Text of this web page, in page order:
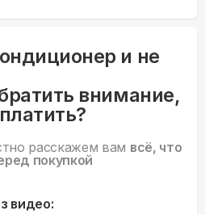
и не
внимание,
расскажем вам всё, что
покупкой
видео: